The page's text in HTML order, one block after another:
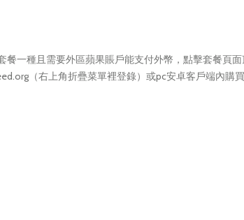
一種且需要外區蘋果賬戶能支付外幣，點擊套餐頁
（右上角折疊菜單裡登錄）或pc安卓客戶端內購